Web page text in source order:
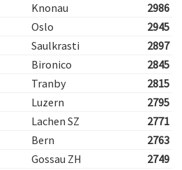
Knonau
2986
Oslo
2945
Saulkrasti
2897
Bironico
2845
Tranby
2815
Luzern
2795
Lachen SZ
2771
Bern
2763
Gossau ZH
2749